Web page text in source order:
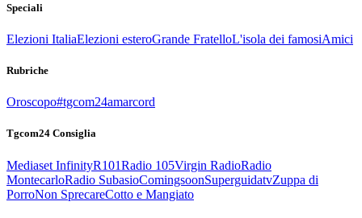
Speciali
Elezioni ItaliaElezioni esteroGrande FratelloL'isola dei famosiAmici
Rubriche
Oroscopo#tgcom24amarcord
Tgcom24 Consiglia
Mediaset InfinityR101Radio 105Virgin RadioRadio
MontecarloRadio SubasioComingsoonSuperguidatvZuppa di
PorroNon SprecareCotto e Mangiato